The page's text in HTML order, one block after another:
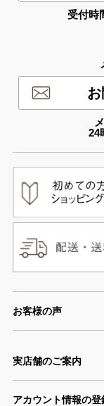
受付時
24
お客様の声
実店舗のご案内
アカウント情報の登